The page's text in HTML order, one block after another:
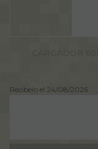
CARGADOR
Recíbelo el 24/08/2026